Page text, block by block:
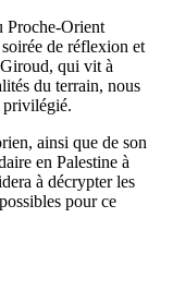
Proche-Orient
de réflexion et
qui vit à
du terrain, nous
privilégié.
ainsi que de son
en Palestine à
à décrypter les
pour ce